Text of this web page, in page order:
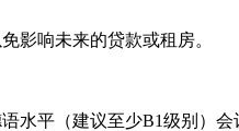
影响未来的贷款或租房。
水平（建议至少B1级别）